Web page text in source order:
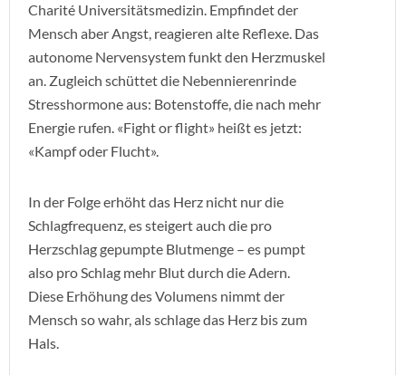
Charité Universitätsmedizin. Empfindet der
Mensch aber Angst, reagieren alte Reflexe. Das
autonome Nervensystem funkt den Herzmuskel
an. Zugleich schüttet die Nebennierenrinde
Stresshormone aus: Botenstoffe, die nach mehr
Energie rufen. «Fight or flight» heißt es jetzt:
«Kampf oder Flucht».
In der Folge erhöht das Herz nicht nur die
Schlagfrequenz, es steigert auch die pro
Herzschlag gepumpte Blutmenge – es pumpt
also pro Schlag mehr Blut durch die Adern.
Diese Erhöhung des Volumens nimmt der
Mensch so wahr, als schlage das Herz bis zum
Hals.